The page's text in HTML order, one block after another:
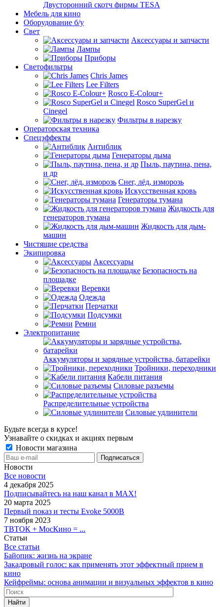
Двусторонний скотч фирмы TESA
Мебель для кино
Оборудование б/у
Свет
Аксессуары и запчасти
Лампы
Приборы
Светофильтры
Chris James
Lee Filters
Rosco E-Colour+
Rosco SuperGel и
Cinegel
Фильтры в нарезку
Операторская техника
Спецэффекты
Антиблик
Генераторы дыма
Пыль, паутина, пена,
и др
Снег, лёд, изморозь
Искусственная кровь
Генераторы тумана
Жидкость для
генераторов тумана
Жидкость для дым-
машин
Чистящие средства
Экипировка
Аксессуары
Безопасность на
площадке
Веревки
Одежда
Перчатки
Подсумки
Ремни
Электропитание
Аккумуляторы и зарядные устройства, батарейки
Тройники, переходники
Кабели питания
Силовые разъемы
Распределительные устройства
Силовые удлинители
Будьте всегда в курсе!
Узнавайте о скидках и акциях первым
Новости магазина
Новости
Все новости
4 декабря 2025
Подписывайтесь на наш канал в MAX!
20 марта 2025
Первый показ и тесты Evoke 5000B
7 ноября 2023
ТВТОК + МосКино = ...
Статьи
Все статьи
Байопик: жизнь на экране
Закадровый голос: как применять этот эффектный прием в
кино
Кейфреймы: основа анимации и визуальных эффектов в кино
Найти